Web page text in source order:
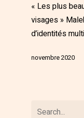
« Les plus
visages »
d’identités
novembre 2020